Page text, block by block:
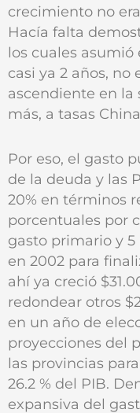
crecimiento no
Hacía falta
los cuales asumió
casi ya 2 años, no
ascendiente en la
más, a tasas
Por eso, el gasto
de la deuda y las
20% en términos
porcentuales por
gasto primario y
en 2002 para
ahí ya creció
redondear otros
en un año de
proyecciones del
las provincias
26.2 % del PIB.
expansiva del